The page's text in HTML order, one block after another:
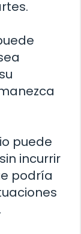
puede
incurrir
podría